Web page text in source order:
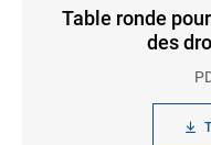
Table ronde
des